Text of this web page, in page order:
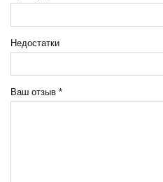
Ваш отзыв *
Недостатки